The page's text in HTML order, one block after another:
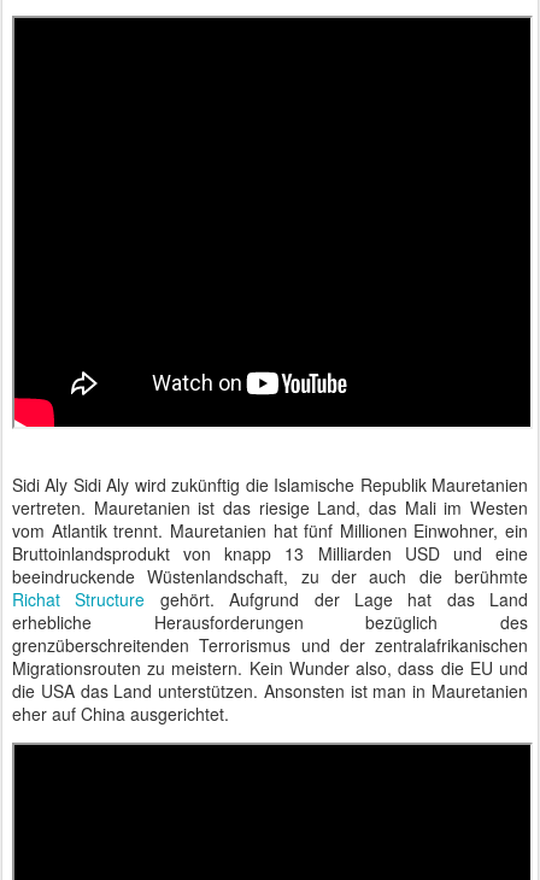
Sidi Aly Sidi Aly wird zukünftig die Islamische Republik Mauretanien
vertreten. Mauretanien ist das riesige Land, das Mali im Westen
vom Atlantik trennt. Mauretanien hat fünf Millionen Einwohner, ein
Bruttoinlandsprodukt von knapp 13 Milliarden USD und eine
beeindruckende Wüstenlandschaft, zu der auch die berühmte
Richat Structure gehört. Aufgrund der Lage hat das Land
erhebliche Herausforderungen bezüglich des
grenzüberschreitenden Terrorismus und der zentralafrikanischen
Migrationsrouten zu meistern. Kein Wunder also, dass die EU und
die USA das Land unterstützen. Ansonsten ist man in Mauretanien
eher auf China ausgerichtet.